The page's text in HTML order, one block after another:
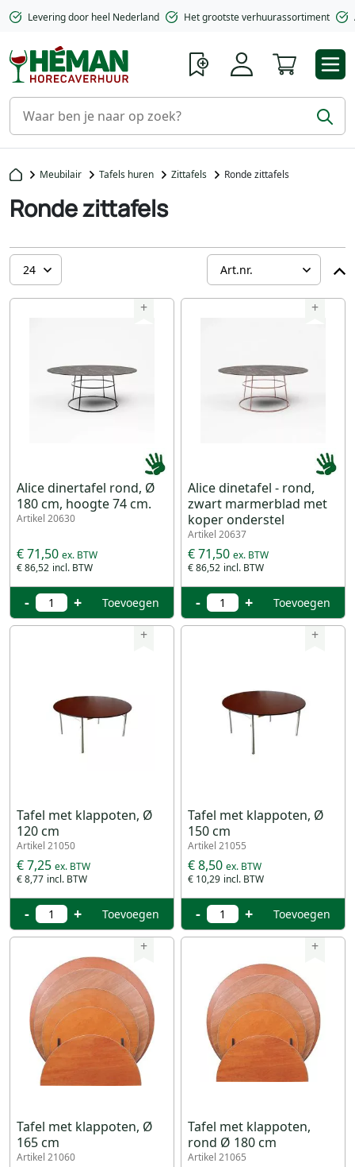
Levering door heel Nederland Het grootste verhuurassortiment
Meubilair Tafels huren Zittafels Ronde zittafels
Ronde zittafels
+
Alice dinertafel rond, Ø
180 cm, hoogte 74 cm.
Artikel 20630
€ 86,52
€ 71,50
- + Toevoegen
+
Alice dinetafel - rond,
zwart marmerblad met
koper onderstel
Artikel 20637
€ 86,52
€ 71,50
- + Toevoegen
+
Tafel met klappoten, Ø
120 cm
Artikel 21050
€ 8,77
€ 7,25
- + Toevoegen
+
Tafel met klappoten, Ø
150 cm
Artikel 21055
€ 10,29
€ 8,50
- + Toevoegen
+
Tafel met klappoten, Ø
165 cm
Artikel 21060
+
Tafel met klappoten,
rond Ø 180 cm
Artikel 21065